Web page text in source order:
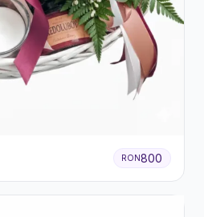
RON800